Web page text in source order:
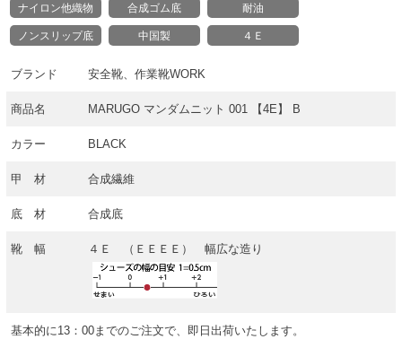
ナイロン他織物 合成ゴム底 耐油
ノンスリップ底 中国製 ４Ｅ
ブランド 安全靴、作業靴WORK
商品名 MARUGO マンダムニット 001 【4E】 B
カラー BLACK
甲 材 合成繊維
底 材 合成底
靴 幅 ４Ｅ （ＥＥＥＥ） 幅広な造り
基本的に13：00までのご注文で、即日出荷いたします。